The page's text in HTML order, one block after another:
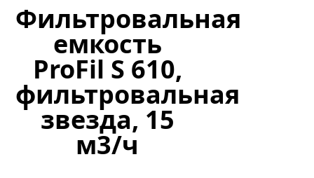
Фильтровальная
емкость
ProFil S 610,
фильтровальная
звезда, 15
м3/ч